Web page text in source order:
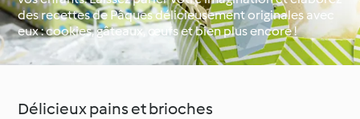
Occasions spéciales et
saisons
Autour du monde avec
Cookidoo®
des recettes de Pâques délicieusement originales avec
eux : cookies, gâteaux, œufs et bien plus encore !
Délicieux pains et brioches